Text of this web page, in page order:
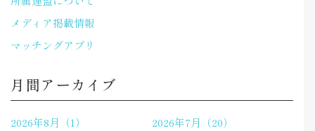
メディア掲載情報
マッチングアプリ
月間アーカイブ
2026年8月（1）
2026年7月（20）